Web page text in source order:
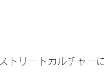
トリートカルチャー